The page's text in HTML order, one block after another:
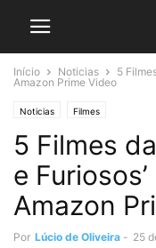
Início Noticias
5
Amazon Prime Video
Noticias Filmes
5 Filmes
e
Amazon
Por Lúcio de Oliveira - 25